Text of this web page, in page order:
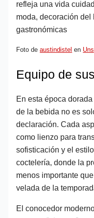
Foto deaustindistel en
Equipo de
En esta época
de la bebida no es
declaración. Cada
como lienzo para
sofisticación y el
coctelería, donde la
menos importante
velada de la
El conocedor